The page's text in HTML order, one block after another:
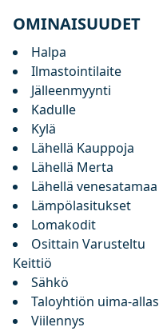
OMINAISUUDET
Halpa
Ilmastointilaite
Jälleenmyynti
Kadulle
Kylä
Lähellä Kauppoja
Lähellä Merta
Lähellä venesatamaa
Lämpölasitukset
Lomakodit
Osittain Varusteltu
Keittiö
Sähkö
Taloyhtiön uima-allas
Viilennys